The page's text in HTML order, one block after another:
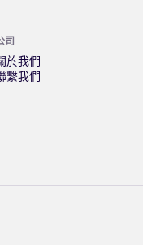
司
於我們
繫我們